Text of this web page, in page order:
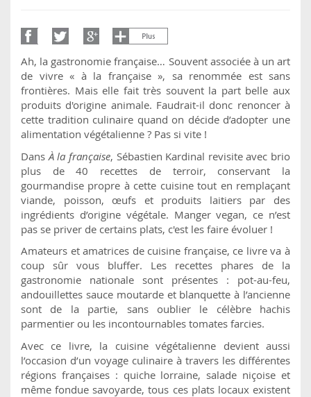
Ah, la gastronomie française… Souvent associée à un art
de vivre « à la française », sa renommée est sans
frontières. Mais elle fait très souvent la part belle aux
produits d'origine animale. Faudrait-il donc renoncer à
cette tradition culinaire quand on décide d’adopter une
alimentation végétalienne ? Pas si vite !
Dans À la française, Sébastien Kardinal revisite avec brio
plus de 40 recettes de terroir, conservant la
gourmandise propre à cette cuisine tout en remplaçant
viande, poisson, œufs et produits laitiers par des
ingrédients d’origine végétale. Manger vegan, ce n’est
pas se priver de certains plats, c'est les faire évoluer !
Amateurs et amatrices de cuisine française, ce livre va à
coup sûr vous bluffer. Les recettes phares de la
gastronomie nationale sont présentes : pot-au-feu,
andouillettes sauce moutarde et blanquette à l’ancienne
sont de la partie, sans oublier le célèbre hachis
parmentier ou les incontournables tomates farcies.
Avec ce livre, la cuisine végétalienne devient aussi
l’occasion d’un voyage culinaire à travers les différentes
régions françaises : quiche lorraine, salade niçoise et
même fondue savoyarde, tous ces plats locaux existent